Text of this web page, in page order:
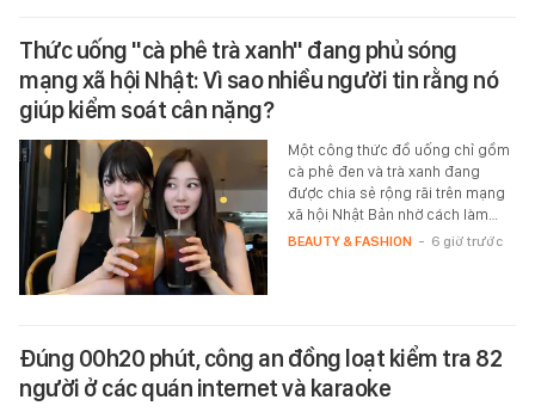
Thức uống "cà phê trà xanh" đang phủ sóng
mạng xã hội Nhật: Vì sao nhiều người tin rằng nó
giúp kiểm soát cân nặng?
Một công thức đồ uống chỉ gồm
cà phê đen và trà xanh đang
được chia sẻ rộng rãi trên mạng
xã hội Nhật Bản nhờ cách làm…
BEAUTY & FASHION - 6 giờ trước
Đúng 00h20 phút, công an đồng loạt kiểm tra 82
người ở các quán internet và karaoke